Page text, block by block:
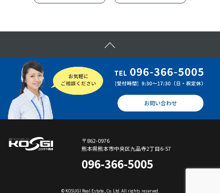
〒862-0976
熊本県熊本市中央区九品寺2丁目6-57
096-366-5005
© KOSUGI Real Estate., Co. Ltd. All rights reserved.